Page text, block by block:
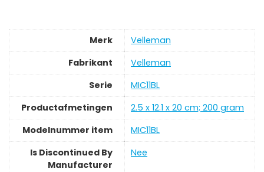
Merk
‎Velleman
Fabrikant
‎Velleman
Serie
‎MIC11BL
Productafmetingen
‎2.5 x 12.1 x 20 cm; 200 gram
Modelnummer item
‎MIC11BL
Is Discontinued By
Manufacturer
‎Nee